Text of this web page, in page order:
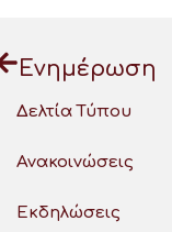
Ενημέρωση
Δελτία Τύπου
Ανακοινώσεις
Εκδηλώσεις